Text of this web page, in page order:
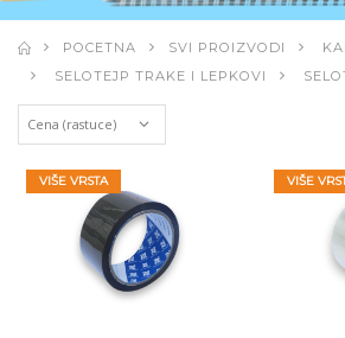
POCETNA SVI PROIZVODI
SELOTEJP TRAKE I LEPKOVI
VIŠE VRSTA VIŠE